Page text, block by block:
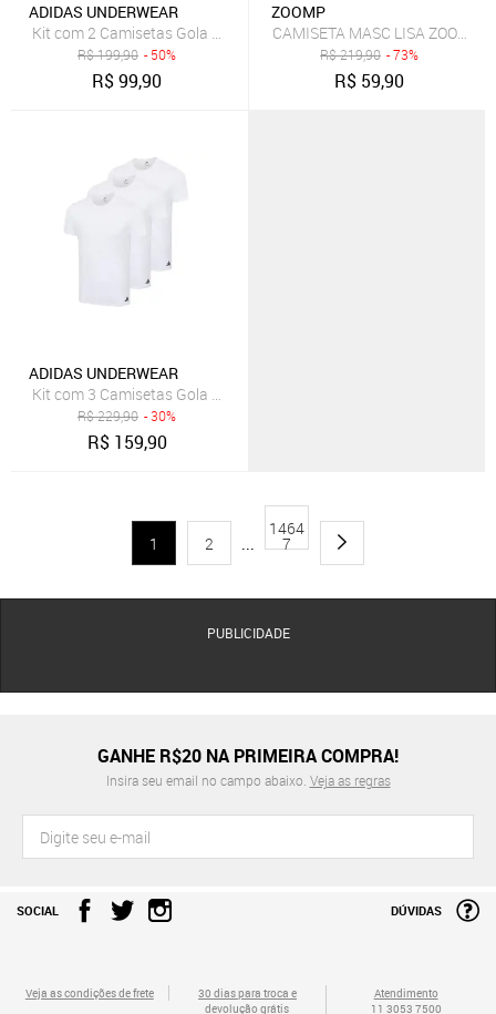
ADIDAS UNDERWEAR
Kit com 2 Camisetas Gola Careca adidas Underwear Multicolorido
R$199,90 - 50%
R$99,90
ZOOMP
CAMISETA MASC LISA ZOOMP
R$219,90 - 73%
R$ 59,90
ADIDAS UNDERWEAR
Kit com 3 Camisetas Gola Careca adidas Underwear Branco
R$229,90 - 30%
R$ 159,90
1 2 ...
1464
7
PUBLICIDADE
GANHE R$20 NA PRIMEIRA COMPRA!
Insira seu email no campo abaixo. Veja as regras
SOCIAL DÚVIDAS
Veja as condições de frete
30 dias para troca e
devolução grátis
Atendimento
11 3053 7500